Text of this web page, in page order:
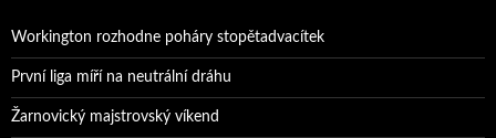
Workington rozhodne poháry stopětadvacítek
První liga míří na neutrální dráhu
Žarnovický majstrovský víkend